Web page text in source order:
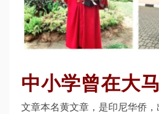
中小学曾在大
文章本名黄文章，是印尼华侨